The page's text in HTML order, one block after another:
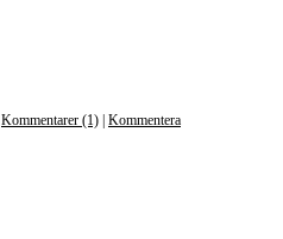
Kommentarer (1) Kommentera